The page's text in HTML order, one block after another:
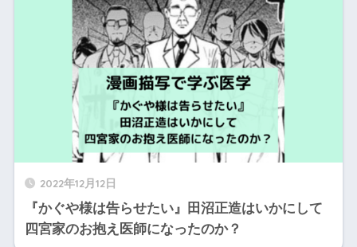
2022年12月12日
『かぐや様は告らせたい』田沼正造はいかにして
四宮家のお抱え医師になったのか？